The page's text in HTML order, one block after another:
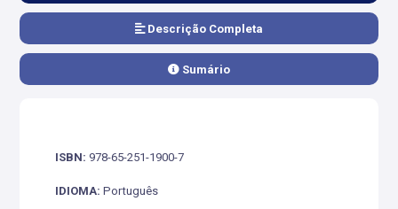
Descrição Completa
Sumário
ISBN: 978-65-251-1900-7
IDIOMA: Português